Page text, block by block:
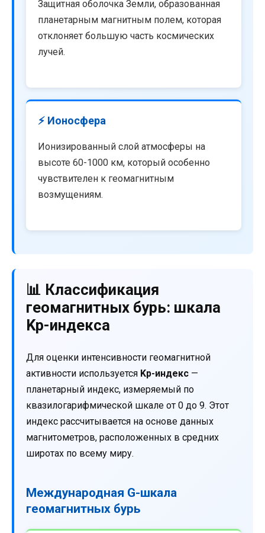
Защитная оболочка Земли, образованная
планетарным магнитным полем, которая
отклоняет большую часть космических
лучей.
⚡ Ионосфера
Ионизированный слой атмосферы на
высоте 60-1000 км, который особенно
чувствителен к геомагнитным
возмущениям.
📊 Классификация
геомагнитных бурь: шкала
Kp-индекса
Для оценки интенсивности геомагнитной
активности используется Kp-индекс —
планетарный индекс, измеряемый по
квазилогарифмической шкале от 0 до 9. Этот
индекс рассчитывается на основе данных
магнитометров, расположенных в средних
широтах по всему миру.
Международная G-шкала
геомагнитных бурь